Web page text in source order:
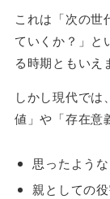
これは「次の世
ていくか？」と
る時期ともいえ
しかし現代では
値」や「存在意
思ったよう
親としての